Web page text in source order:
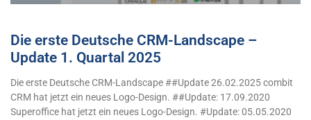
Die erste Deutsche CRM-Landscape –
Update 1. Quartal 2025
Die erste Deutsche CRM-Landscape ##Update 26.02.2025 combit
CRM hat jetzt ein neues Logo-Design. ##Update: 17.09.2020
Superoffice hat jetzt ein neues Logo-Design. #Update: 05.05.2020